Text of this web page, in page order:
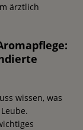
ärztlich
wissen, was